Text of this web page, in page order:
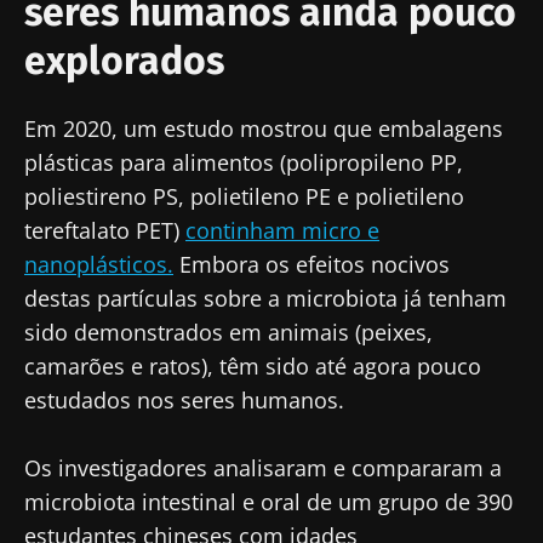
seres humanos ainda pouco
explorados
Em 2020, um estudo mostrou que embalagens
plásticas para alimentos (polipropileno PP,
poliestireno PS, polietileno PE e polietileno
tereftalato PET) continham micro e
nanoplásticos. Embora os efeitos nocivos
destas partículas sobre a microbiota já tenham
sido demonstrados em animais (peixes,
camarões e ratos), têm sido até agora pouco
estudados nos seres humanos.
Os investigadores analisaram e compararam a
microbiota intestinal e oral de um grupo de 390
estudantes chineses com idades